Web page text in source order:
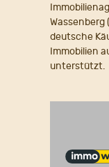
deutsche
Immobilien
unterstützt.